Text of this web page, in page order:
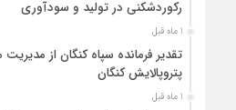
رکوردشکنی در تولید و سودآوری
1 ماه قبل
تقدیر فرمانده سپاه کنگان از مدیریت
پتروپالایش کنگان
1 ماه قبل